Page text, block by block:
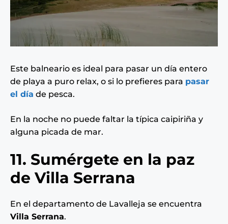
Este balneario es ideal para pasar un día entero
de playa a puro relax, o si lo prefieres para pasar
el día de pesca.
En la noche no puede faltar la típica caipiriña y
alguna picada de mar.
11. Sumérgete en la paz
de Villa Serrana
En el departamento de Lavalleja se encuentra
Villa Serrana.